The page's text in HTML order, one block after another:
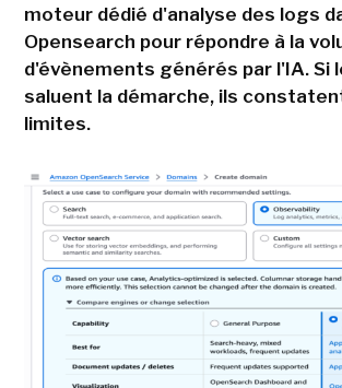
moteur dédié d'analyse des logs
Opensearch pour répondre à la
d'évènements générés par l'IA. Si
saluent la démarche, ils
limites.